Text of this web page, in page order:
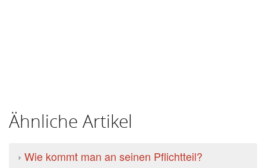
Ähnliche Artikel
› Wie kommt man an seinen Pflichtteil?